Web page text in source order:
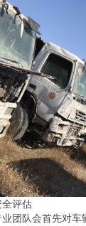
评估
团队会首先对车